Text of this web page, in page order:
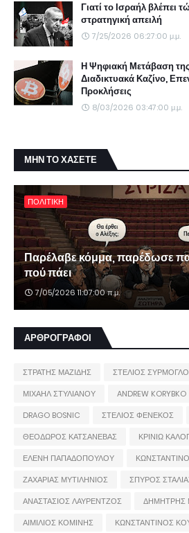
Γιατί το Ισραήλ βλέπει
στρατηγική απειλή
7/25/2026 06:27:00 μ.μ.
Η Ψηφιακή Μετάβαση
Διαδικτυακά Καζίνο,
Προκλήσεις
8/03/2026 03:47:00 μ.μ.
ΜΗΝ ΤΟ ΧΑΣΕΤΕ
ΠΟΛΙΤΙΚΗ
Παρέλαβε κόμμα, παρέδωσε
πού πάει
7/05/2026 11:07:00 π.μ.
ΑΡΘΡΟΓΡΑΦΟΙ
ΣΤΡΑΤΗΣ ΜΑΖΙΔΗΣ ΣΤΕΛΙΟΣ
ΜΙΧΑΗΛ ΣΤΥΛΙΑΝΟΥ
ANDREW KORYBKO
DRAGO BOSNIC
ΣΤΕΛΙΟΣ ΦΕΝΕΚΟΣ
ΘΕΟΔΩΡΟΣ ΚΑΤΣΑΝΕΒΑΣ
ΚΡΙΝΙΩ
ΕΛΕΝΗ ΠΑΠΑΔΟΠΟΥΛΟΥ
ΖΑΧΑΡΙΑΣ ΜΥΤΙΛΗΝΙΟΣ
ΣΠΥΡΟΣ
ΑΝΑΣΤΑΣΙΟΣ ΛΑΥΡΕΝΤΖΟΣ
ΔΗΜΗΤΡΗΣ
ΑΙΜΙΛΙΟΣ ΚΟΜΙΝΗΣ
ΚΩΝΣΤΑΝΤΙΝΟΣ